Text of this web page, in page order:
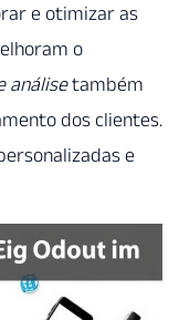
e otimizar as
o
análisetambém
dos clientes.
e